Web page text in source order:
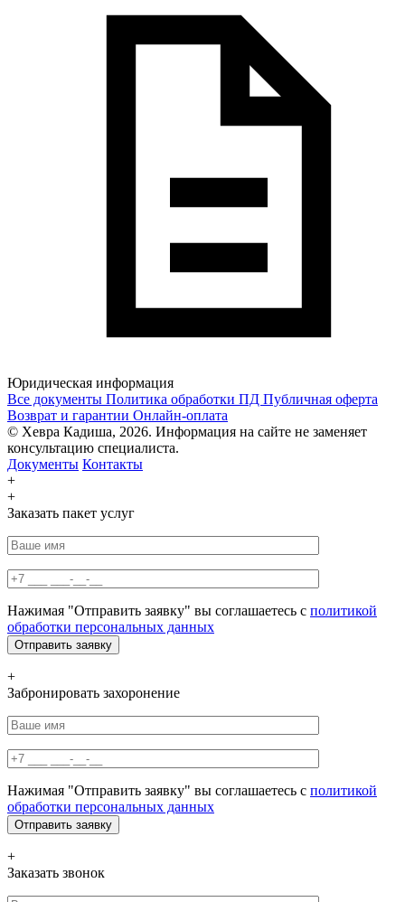
Юридическая информация
Все документы Политика обработки ПД Публичная оферта
Возврат и гарантии Онлайн-оплата
© Хевра Кадиша, 2026. Информация на сайте не заменяет
консультацию специалиста.
Документы Контакты
+
+
Заказать пакет услуг
Нажимая "Отправить заявку" вы соглашаетесь с политикой
обработки персональных данных
+
Забронировать захоронение
Нажимая "Отправить заявку" вы соглашаетесь с политикой
обработки персональных данных
+
Заказать звонок